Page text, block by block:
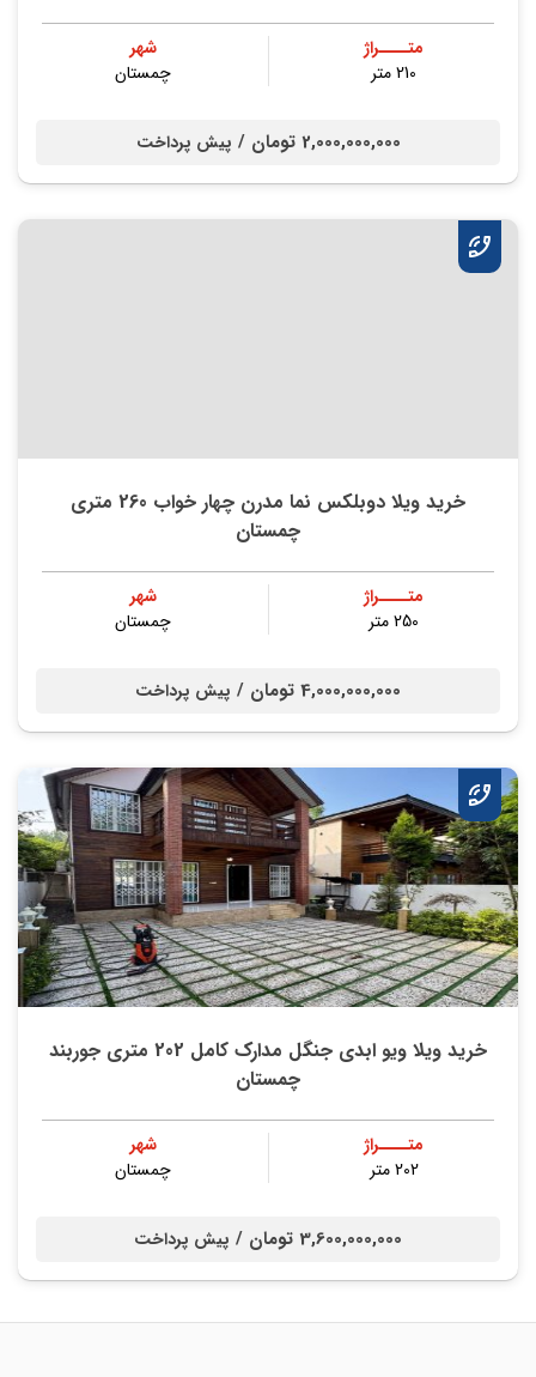
متــــراژ
210 متر
شهر
چمستان
2,000,000,000 تومان / پیش پرداخت
خرید ویلا دوبلکس نما مدرن چهار خواب 260 متری
چمستان
متــــراژ
250 متر
شهر
چمستان
4,000,000,000 تومان / پیش پرداخت
خرید ویلا ویو ابدی جنگل مدارک کامل 202 متری جوربند
چمستان
متــــراژ
202 متر
شهر
چمستان
3,600,000,000 تومان / پیش پرداخت